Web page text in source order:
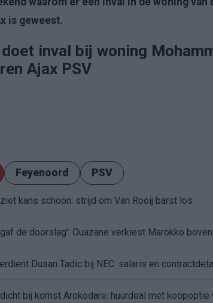
is geweest.
inval bij woning
Feyenoord PSV
kans schoon: strijd om Van Rooij barst los
de doorslag': Ouazane verkiest Marokko boven
Dusan Tadic bij NEC: salaris en
bij komst Arokodare: huurdeal met koopoptie